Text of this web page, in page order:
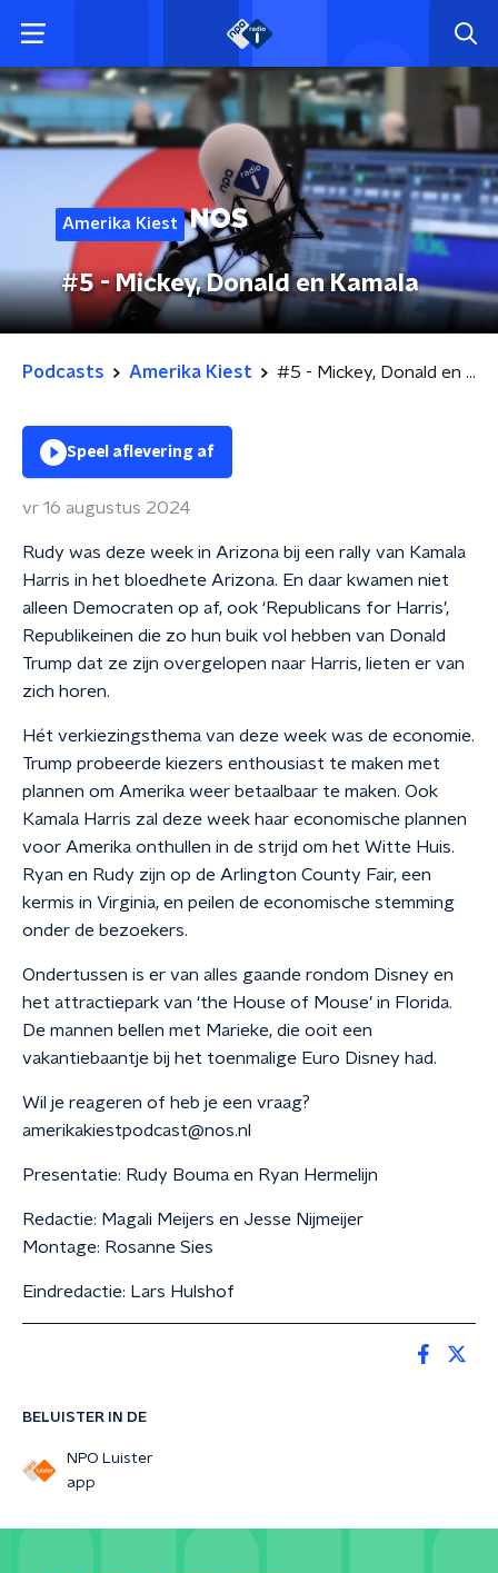
Amerika Kiest
#5 - Mickey, Donald en Kamala
Podcasts Amerika Kiest #5 - Mickey, Donald en Kamala
BELUISTER IN DE
NPO Luister
app
Speel aflevering af
vr 16 augustus 2024
Rudy was deze week in Arizona bij een rally van Kamala
Harris in het bloedhete Arizona. En daar kwamen niet
alleen Democraten op af, ook ‘Republicans for Harris’,
Republikeinen die zo hun buik vol hebben van Donald
Trump dat ze zijn overgelopen naar Harris, lieten er van
zich horen.
Hét verkiezingsthema van deze week was de economie.
Trump probeerde kiezers enthousiast te maken met
plannen om Amerika weer betaalbaar te maken. Ook
Kamala Harris zal deze week haar economische plannen
voor Amerika onthullen in de strijd om het Witte Huis.
Ryan en Rudy zijn op de Arlington County Fair, een
kermis in Virginia, en peilen de economische stemming
onder de bezoekers.
Ondertussen is er van alles gaande rondom Disney en
het attractiepark van ‘the House of Mouse’ in Florida.
De mannen bellen met Marieke, die ooit een
vakantiebaantje bij het toenmalige Euro Disney had.
Wil je reageren of heb je een vraag?
amerikakiestpodcast@nos.nl
Presentatie: Rudy Bouma en Ryan Hermelijn
Redactie: Magali Meijers en Jesse Nijmeijer
Montage: Rosanne Sies
Eindredactie: Lars Hulshof